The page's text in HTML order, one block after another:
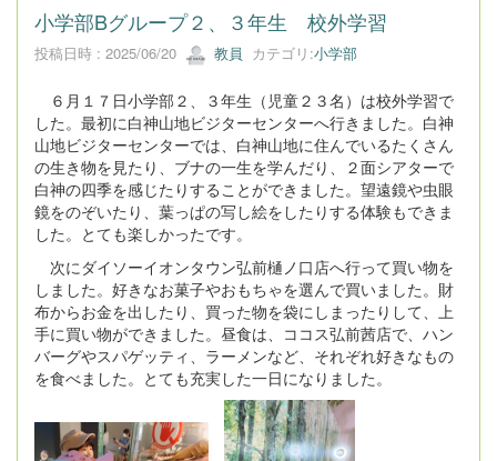
小学部Bグループ２、３年生 校外学習
投稿日時 : 2025/06/20 教員 カテゴリ:小学部
６月１７日小学部２、３年生（児童２３名）は校外学習で
した。最初に白神山地ビジターセンターへ行きました。白神
山地ビジターセンターでは、白神山地に住んでいるたくさん
の生き物を見たり、ブナの一生を学んだり、２面シアターで
白神の四季を感じたりすることができました。望遠鏡や虫眼
鏡をのぞいたり、葉っぱの写し絵をしたりする体験もできま
した。とても楽しかったです。
次にダイソーイオンタウン弘前樋ノ口店へ行って買い物を
しました。好きなお菓子やおもちゃを選んで買いました。財
布からお金を出したり、買った物を袋にしまったりして、上
手に買い物ができました。昼食は、ココス弘前茜店で、ハン
バーグやスパゲッティ、ラーメンなど、それぞれ好きなもの
を食べました。とても充実した一日になりました。